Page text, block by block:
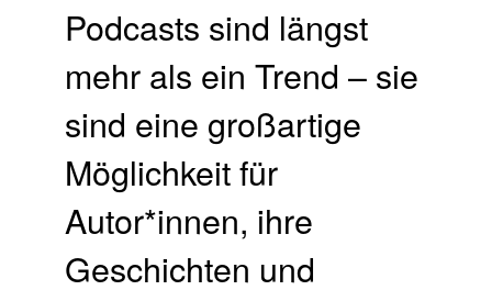
Podcasts sind längst
mehr als ein Trend – sie
sind eine großartige
Möglichkeit für
Autor*innen, ihre
Geschichten und